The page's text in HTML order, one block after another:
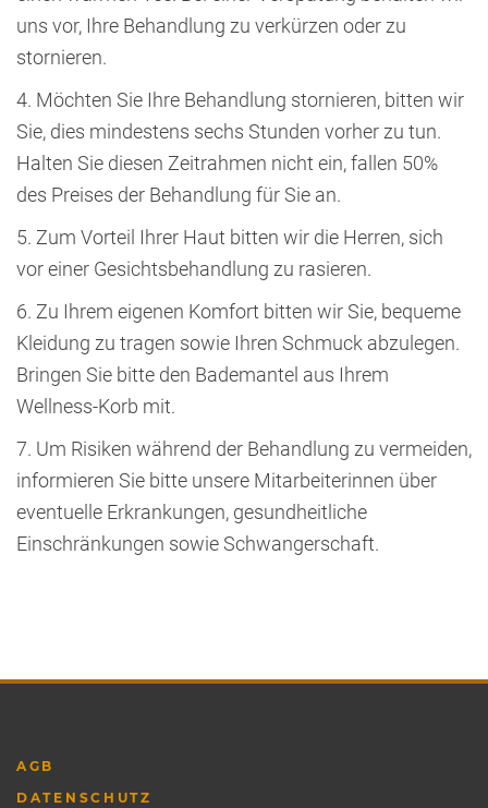
uns vor, Ihre Behandlung zu verkürzen oder zu
stornieren.
4. Möchten Sie Ihre Behandlung stornieren, bitten wir
Sie, dies mindestens sechs Stunden vorher zu tun.
Halten Sie diesen Zeitrahmen nicht ein, fallen 50%
des Preises der Behandlung für Sie an.
5. Zum Vorteil Ihrer Haut bitten wir die Herren, sich
vor einer Gesichtsbehandlung zu rasieren.
6. Zu Ihrem eigenen Komfort bitten wir Sie, bequeme
Kleidung zu tragen sowie Ihren Schmuck abzulegen.
Bringen Sie bitte den Bademantel aus Ihrem
Wellness-Korb mit.
7. Um Risiken während der Behandlung zu vermeiden,
informieren Sie bitte unsere Mitarbeiterinnen über
eventuelle Erkrankungen, gesundheitliche
Einschränkungen sowie Schwangerschaft.
AGB
DATENSCHUTZ